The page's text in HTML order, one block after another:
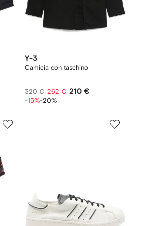
Y-3
Camicia con taschino
320 € 262 € 210 €
-15%-20%